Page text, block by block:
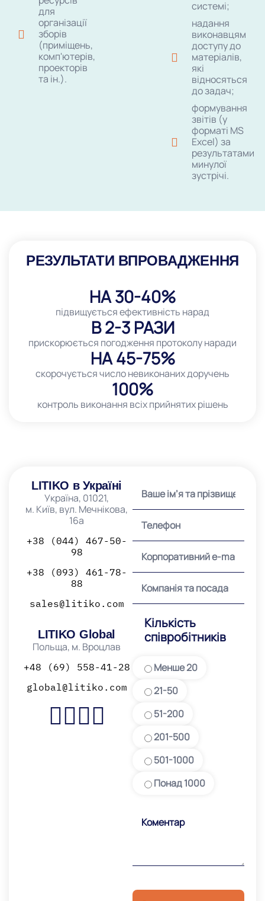
для
організації
зборів
(приміщень,
комп'ютерів,
проекторів
та ін.).
системі;
надання
виконавцям
доступу до
матеріалів,
які
відносяться
до задач;
формування
звітів (у
форматі MS
Excel) за
результатами
минулої
зустрічі.
РЕЗУЛЬТАТИ ВПРОВАДЖЕННЯ
НА 30-40%
підвищується ефективність нарад
В 2-3 РАЗИ
прискорюється погодження протоколу наради
НА 45-75%
скорочується число невиконаних доручень
100%
контроль виконання всіх прийнятих рішень
LITIKO в Україні
Україна, 01021,
м. Київ, вул. Мечнікова,
16а
+38 (044) 467-50-
98
+38 (093) 461-78-
88
sales@litiko.com
LITIKO Global
Польща, м. Вроцлав
+48 (69) 558-41-28
global@litiko.com
Кількість
співробітників
Менше 20
21-50
51-200
201-500
501-1000
Понад 1000